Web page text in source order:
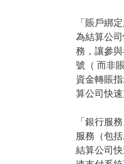
「賬戶綁
為結算公
務，讓參
號（ 而非
資金轉賬
算公司快速
「銀行服
服務（包
結算公司